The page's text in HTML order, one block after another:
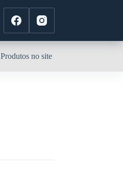
Produtos no site